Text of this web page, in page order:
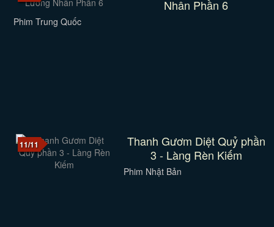
Nhân Phần 6
Phim Trung Quốc
11/11
Thanh Gươm Diệt Quỷ phần
3 - Làng Rèn Kiếm
Phim Nhật Bản